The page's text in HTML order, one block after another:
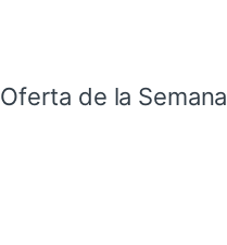
Oferta de la Semana